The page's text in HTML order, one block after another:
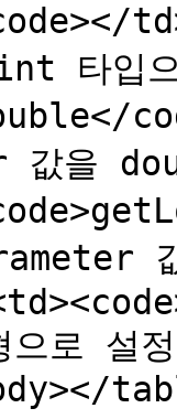
타입
값을
로 설